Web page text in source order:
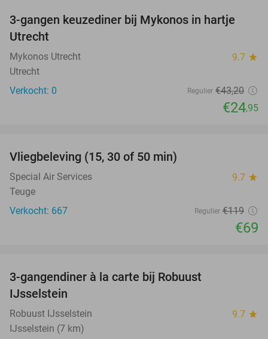
42%
NEW
TODAY
3-gangen keuzediner bij Mykonos in hartje
Utrecht
Mykonos Utrecht 9.7 star
Utrecht
Verkocht: 0
Regulier €43,20
€24,95
Vliegbeleving (15, 30 of 50 min)
Special Air Services 9.7 star
Teuge
Verkocht: 667
Regulier €119
€69
3-gangendiner à la carte bij Robuust
IJsselstein
Robuust IJsselstein 9.7 star
IJsselstein (7 km)